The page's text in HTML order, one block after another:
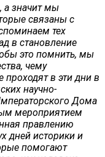
а значит мы
связаны с
тех
в становление
это помнить, мы
чему
в эти дни в
научно-
Дома
мероприятием
правлению
дней историки и
помогают